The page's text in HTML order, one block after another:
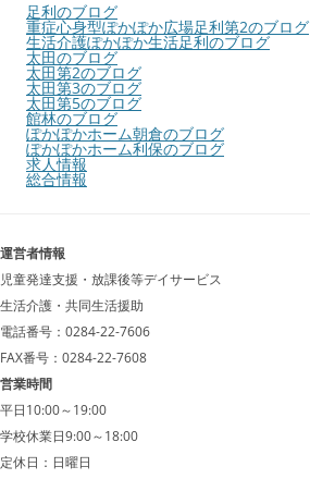
足利のブログ
重症心身型ぽかぽか広場足利第2のブログ
生活介護ぽかぽか生活足利のブログ
太田のブログ
太田第2のブログ
太田第3のブログ
太田第5のブログ
館林のブログ
ぽかぽかホーム朝倉のブログ
ぽかぽかホーム利保のブログ
求人情報
総合情報
運営者情報
児童発達支援・放課後等デイサービス
生活介護・共同生活援助
電話番号：0284-22-7606
FAX番号：0284-22-7608
営業時間
平日10:00～19:00
学校休業日9:00～18:00
定休日：日曜日